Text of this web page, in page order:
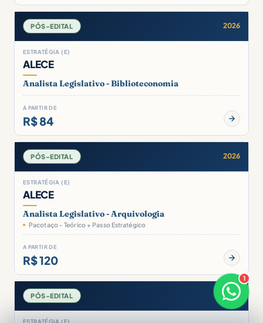
PÓS-EDITAL 2026
ESTRATÉGIA (E)
ALECE
Analista Legislativo - Biblioteconomia
A PARTIR DE
R$ 84
PÓS-EDITAL 2026
ESTRATÉGIA (E)
ALECE
Analista Legislativo - Arquivologia
Pacotaço - Teórico + Passo Estratégico
A PARTIR DE
R$ 120
PÓS-EDITAL 2026
ESTRATÉGIA (E)
× 1